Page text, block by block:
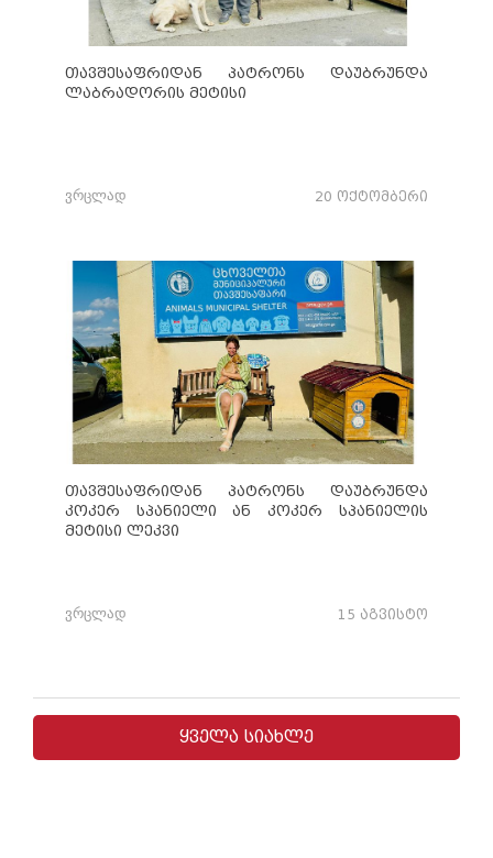
თავშესაფრიდან პატრონს დაუბრუნდა
ლაბრადორის მეტისი
20 ოქტომბერი
ვრცლად
თავშესაფრიდან პატრონს დაუბრუნდა
კოკერ სპანიელი ან კოკერ სპანიელის
მეტისი ლეკვი
15 აგვისტო
ვრცლად
ყველა სიახლე